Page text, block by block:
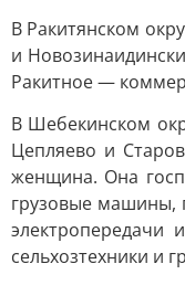
В Ракитянском
и
Ракитное —
В Шебекинском
Цепляево и
женщина. Она
грузовые машины,
сельхозтехники и